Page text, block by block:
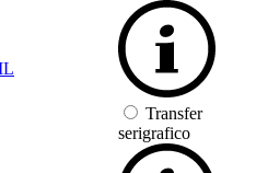
Transfer
serigrafico